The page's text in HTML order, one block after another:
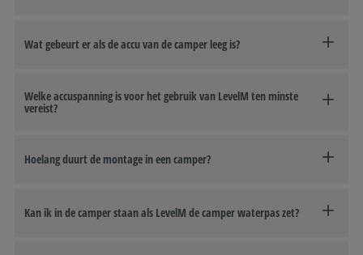
Wat gebeurt er als de accu van de camper leeg is?
Welke accuspanning is voor het gebruik van LevelM ten minste
vereist?
Hoelang duurt de montage in een camper?
Kan ik in de camper staan als LevelM de camper waterpas zet?